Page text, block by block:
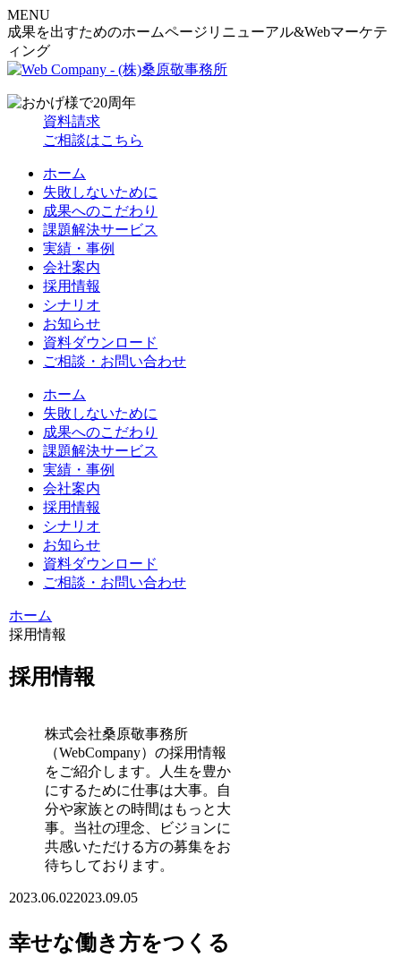
MENU
成果を出すためのホームページリニューアル&Webマーケテ
ィング
資料請求
ご相談はこちら
ホーム
失敗しないために
成果へのこだわり
課題解決サービス
実績・事例
会社案内
採用情報
シナリオ
お知らせ
資料ダウンロード
ご相談・お問い合わせ
ホーム
失敗しないために
成果へのこだわり
課題解決サービス
実績・事例
会社案内
採用情報
シナリオ
お知らせ
資料ダウンロード
ご相談・お問い合わせ
ホーム
採用情報
採用情報
株式会社桑原敬事務所
（WebCompany）の採用情報
をご紹介します。人生を豊か
にするために仕事は大事。自
分や家族との時間はもっと大
事。当社の理念、ビジョンに
共感いただける方の募集をお
待ちしております。
2023.06.022023.09.05
幸せな働き方をつくる